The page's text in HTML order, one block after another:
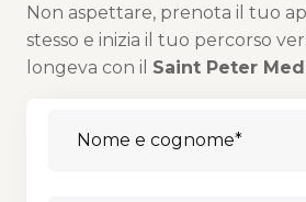
Non aspettare, prenota il tuo
stesso e inizia il tuo percorso
longeva con il Saint Peter